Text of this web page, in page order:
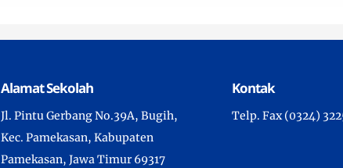
Alamat Sekolah
Jl. Pintu Gerbang No.39A, Bugih,
Kec. Pamekasan, Kabupaten
Pamekasan, Jawa Timur 69317
Kontak
Telp. Fax (0324)